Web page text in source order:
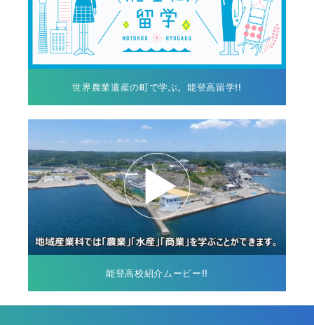
世界農業遺産の町で学ぶ。能登高留学!!
能登高校紹介ムービー!!